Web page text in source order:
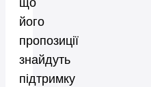
його
пропозиції
знайдуть
підтримку